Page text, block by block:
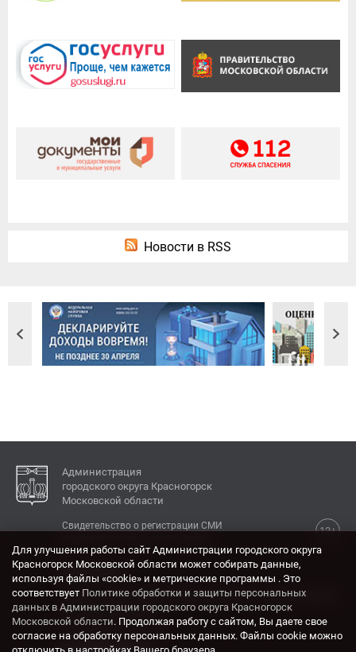
Новости в RSS
Администрация
городского округа Красногорск
Московской области
12+
Свидетельство о регистрации СМИ
КОНТАКТЫ
Адрес: 143404, Московская область, г. Красногорск,
ул. Ленина, дом 4.
Электронная почта:
krasrn@mosreg.ru
Для улучшения работы сайт Администрации городского округа
Красногорск Московской области может собирать данные,
используя файлы «cookie» и метрические программы . Это
соответствует Политике обработки и защиты персональных
данных в Администрации городского округа Красногорск
Московской области. Продолжая работу с сайтом, Вы даете свое
согласие на обработку персональных данных. Файлы cookie можно